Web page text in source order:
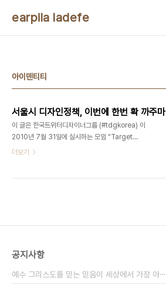
earpila ladefe
아이덴티티
서울시 디자인정책, 이번에 한번 확 까주마
이 글은 한국트위터디자이너그룹 (#tdgkorea) 이
2010년 7월 31일에 실시하는 모임 "Target
Design Seoul" 에 불참하는 관계로 사전에 서면상
서울시가 망하라는게 아니라 서울시가 좋은 디자인
해를 부탁한다. 솔직히 서울시는 들을 준비가..
더보기
공지사항
예수 그리스도를 믿는 믿음이 세상에서 가장 아⋯